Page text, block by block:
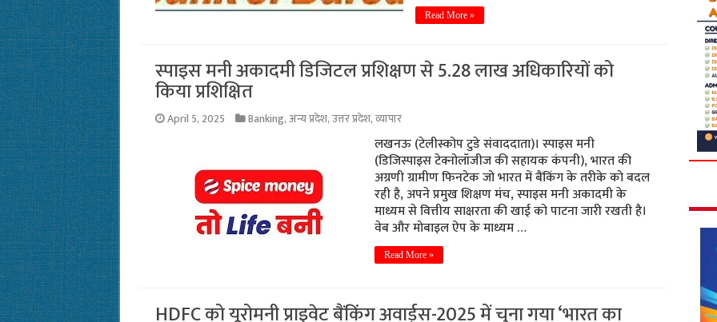
Read More »
स्पाइस मनी अकादमी डिजिटल प्रशिक्षण से 5.28 लाख अधिकारियों को
किया प्रशिक्षित
April 5, 2025 Banking,अन्य प्रदेश,उत्तर प्रदेश,व्यापार
लखनऊ (टेलीस्कोप टुडे संवाददाता)। स्पाइस मनी
(डिजिस्पाइस टेक्नोलॉजीज की सहायक कंपनी), भारत की
अग्रणी ग्रामीण फिनटेक जो भारत में बैंकिंग के तरीके को बदल
रही है, अपने प्रमुख शिक्षण मंच, स्पाइस मनी अकादमी के
माध्यम से वित्तीय साक्षरता की खाई को पाटना जारी रखती है।
वेब और मोबाइल ऐप के माध्यम …
Read More »
HDFC को यूरोमनी प्राइवेट बैंकिंग अवार्ड्स-2025 में चुना गया ‘भारत का